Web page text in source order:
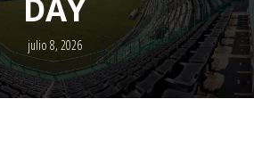
DAY
julio 8, 2026